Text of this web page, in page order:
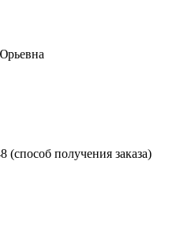
(способ получения заказа)